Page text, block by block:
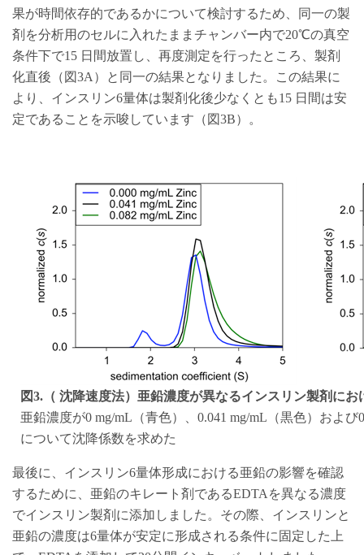
果が時間依存的であるかについて検討するため、同一の製
剤を分析用のセルに入れたままチャンバー内で20℃の真空
条件下で15 日間放置し、再度測定を行ったところ、製剤
化直後（図3A）と同一の結果となりました。この結果に
より、インスリン6量体は製剤化後少なくとも15 日間は安
定であることを示唆しています（図3B）。
図3.（ 沈降速度法）亜鉛濃度が異なるインスリン製剤にお
亜鉛濃度が0 mg/mL（青色）、0.041 mg/mL（黒色）およ
について沈降係数を求めた
最後に、インスリン6量体形成における亜鉛の影響を確認
するために、亜鉛のキレート剤であるEDTAを異なる濃度
でインスリン製剤に添加しました。その際、インスリンと
亜鉛の濃度は6量体が安定に形成される条件に固定した上